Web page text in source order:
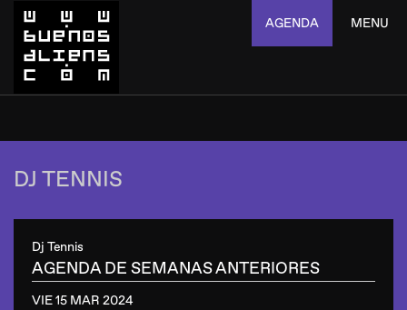
AGENDA MENU
DJ TENNIS
Dj Tennis
AGENDA DE SEMANAS ANTERIORES
VIE 15 MAR 2024